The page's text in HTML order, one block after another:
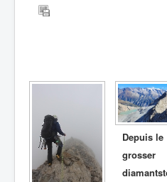
Depuis le
grosser